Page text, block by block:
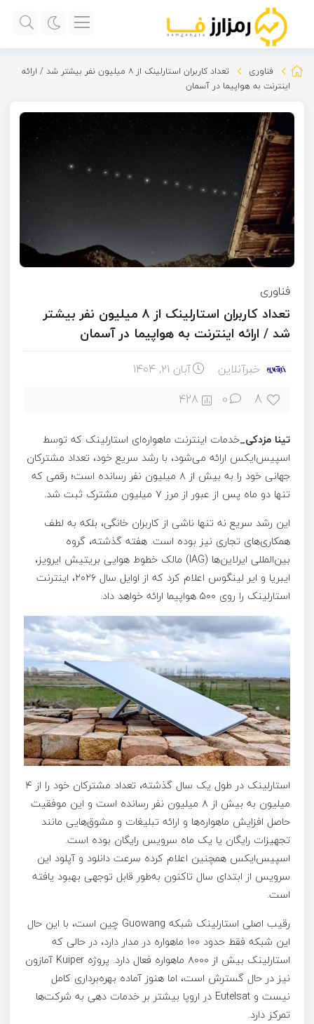
فناوری
تعداد کاربران استارلینک از ۸ میلیون نفر بیشتر شد / ارائه
اینترنت به هواپیما در آسمان
فناوری
تعداد کاربران استارلینک از ۸ میلیون نفر بیشتر
شد / ارائه اینترنت به هواپیما در آسمان
خبرآنلاین آبان ۲۱, ۱۴۰۴
8
0
428
تینا مزدکی_خدمات اینترنت ماهواره‌ای استارلینک که توسط
اسپیس‌ایکس ارائه می‌شود، با رشد سریع خود، تعداد مشترکان
جهانی خود را به بیش از ۸ میلیون نفر رسانده است؛ رقمی که
تنها دو ماه پس از عبور از مرز ۷ میلیون مشترک ثبت شد.
این رشد سریع نه تنها ناشی از کاربران خانگی، بلکه به لطف
همکاری‌های تجاری نیز بوده است. هفته گذشته، گروه
بین‌المللی ایرلاین‌ها (IAG) مالک خطوط هوایی بریتیش ایرویز،
ایبریا و ایر لینگوس اعلام کرد که از اوایل سال ۲۰۲۶، اینترنت
استارلینک را روی ۵۰۰ هواپیما ارائه خواهد داد.
استارلینک در طول یک سال گذشته، تعداد مشترکان خود را از ۴
میلیون به بیش از ۸ میلیون نفر رسانده است و این موفقیت
حاصل افزایش ماهواره‌ها و ارائه تبلیغات و مشوق‌هایی مانند
تجهیزات رایگان یا یک ماه سرویس رایگان بوده است.
اسپیس‌ایکس همچنین اعلام کرده سرعت دانلود و آپلود این
سرویس از ابتدای سال تاکنون به‌طور قابل توجهی بهبود یافته
است.
رقیب اصلی استارلینک شبکه Guowang چین است، با این حال
این شبکه فقط حدود ۱۰۰ ماهواره در مدار دارد، در حالی که
استارلینک بیش از ۸۰۰۰ ماهواره فعال دارد. پروژه Kuiper آمازون
نیز در حال گسترش است، اما هنوز آماده بهره‌برداری کامل
نیست و Eutelsat در اروپا بیشتر بر خدمات دهی به شرکت‌ها
تمرکز دارد.